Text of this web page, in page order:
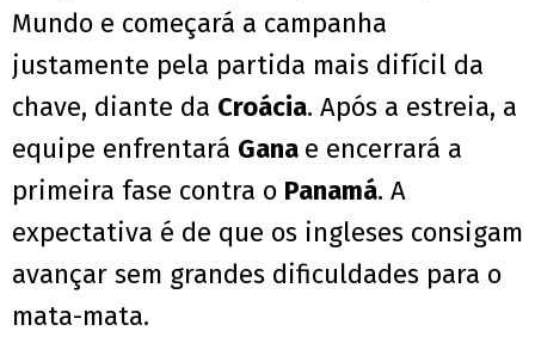
Mundo e começará a campanha
justamente pela partida mais difícil da
chave, diante da Croácia. Após a estreia, a
equipe enfrentará Gana e encerrará a
primeira fase contra o Panamá. A
expectativa é de que os ingleses consigam
avançar sem grandes dificuldades para o
mata-mata.